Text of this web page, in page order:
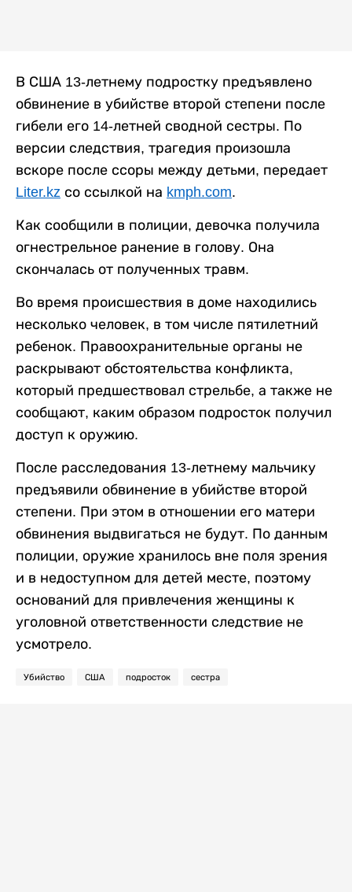
В США 13-летнему подростку предъявлено
обвинение в убийстве второй степени после
гибели его 14-летней сводной сестры. По
версии следствия, трагедия произошла
вскоре после ссоры между детьми, передает
Liter.kz со ссылкой на kmph.com.
Как сообщили в полиции, девочка получила
огнестрельное ранение в голову. Она
скончалась от полученных травм.
Во время происшествия в доме находились
несколько человек, в том числе пятилетний
ребенок. Правоохранительные органы не
раскрывают обстоятельства конфликта,
который предшествовал стрельбе, а также не
сообщают, каким образом подросток получил
доступ к оружию.
После расследования 13-летнему мальчику
предъявили обвинение в убийстве второй
степени. При этом в отношении его матери
обвинения выдвигаться не будут. По данным
полиции, оружие хранилось вне поля зрения
и в недоступном для детей месте, поэтому
оснований для привлечения женщины к
уголовной ответственности следствие не
усмотрело.
Убийство США подросток сестра